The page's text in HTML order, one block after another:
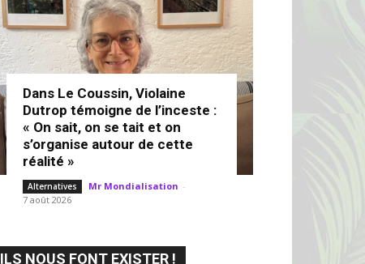
Dans Le Coussin, Violaine
Dutrop témoigne de l’inceste :
« On sait, on se tait et on
s’organise autour de cette
réalité »
Alternatives Mr Mondialisation -
7 août 2026
ILS NOUS FONT EXISTER !